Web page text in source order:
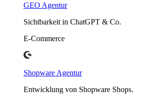
GEO Agentur
Sichtbarkeit in ChatGPT & Co.
E-Commerce
Shopware Agentur
Entwicklung von Shopware Shops.